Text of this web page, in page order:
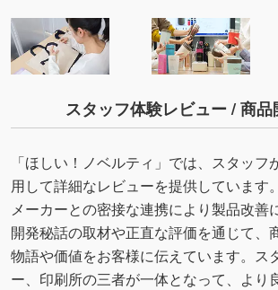
スタッフ体験レビュー / 商品
「ほしい！ノベルティ」では、スタッフ
用して詳細なレビューを提供しています。
メーカーとの密接な連携により製品改善
開発秘話の取材や正直な評価を通じて、
物語や価値をお客様に伝えています。ス
ー、印刷所の三者が一体となって、より